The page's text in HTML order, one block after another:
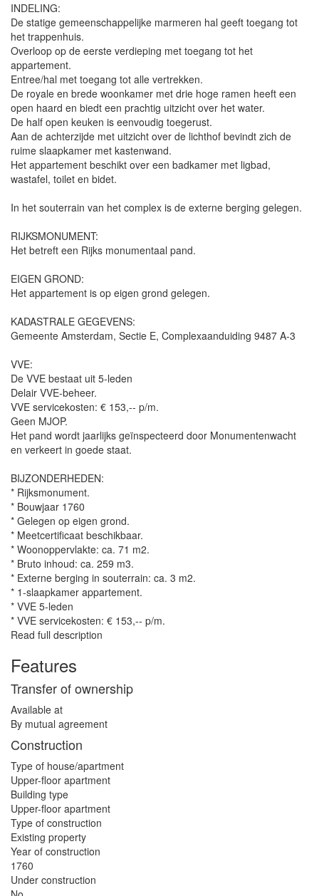
INDELING:
De statige gemeenschappelijke marmeren hal geeft toegang tot
het trappenhuis.
Overloop op de eerste verdieping met toegang tot het
appartement.
Entree/hal met toegang tot alle vertrekken.
De royale en brede woonkamer met drie hoge ramen heeft een
open haard en biedt een prachtig uitzicht over het water.
De half open keuken is eenvoudig toegerust.
Aan de achterzijde met uitzicht over de lichthof bevindt zich de
ruime slaapkamer met kastenwand.
Het appartement beschikt over een badkamer met ligbad,
wastafel, toilet en bidet.
In het souterrain van het complex is de externe berging gelegen.
RIJKSMONUMENT:
Het betreft een Rijks monumentaal pand.
EIGEN GROND:
Het appartement is op eigen grond gelegen.
KADASTRALE GEGEVENS:
Gemeente Amsterdam, Sectie E, Complexaanduiding 9487 A-3
VVE:
De VVE bestaat uit 5-leden
Delair VVE-beheer.
VVE servicekosten: € 153,-- p/m.
Geen MJOP.
Het pand wordt jaarlijks geïnspecteerd door Monumentenwacht
en verkeert in goede staat.
BIJZONDERHEDEN:
* Rijksmonument.
* Bouwjaar 1760
* Gelegen op eigen grond.
* Meetcertificaat beschikbaar.
* Woonoppervlakte: ca. 71 m2.
* Bruto inhoud: ca. 259 m3.
* Externe berging in souterrain: ca. 3 m2.
* 1-slaapkamer appartement.
* VVE 5-leden
* VVE servicekosten: € 153,-- p/m.
Read full description
Features
Transfer of ownership
Available at
By mutual agreement
Construction
Type of house/apartment
Upper-floor apartment
Building type
Upper-floor apartment
Type of construction
Existing property
Year of construction
1760
Under construction